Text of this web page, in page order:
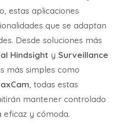
estas aplicaciones
que se adaptan
Desde soluciones más
Hindsight y Surveillance
más simples como
, todas estas
mantener controlado
y cómoda.